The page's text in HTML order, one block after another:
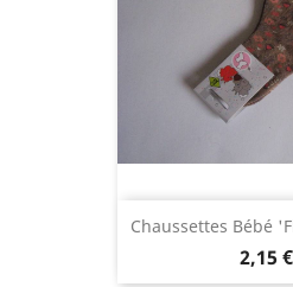
Chaussettes Bébé
2,15 €